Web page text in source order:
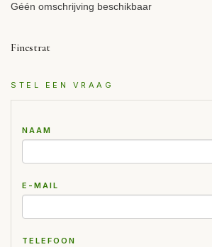
Géén omschrijving beschikbaar
Finestrat
STEL EEN VRAAG
NAAM
E-MAIL
TELEFOON